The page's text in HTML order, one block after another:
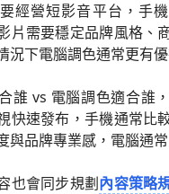
經營短影音平台，手
片需要穩定品牌風格、
況下電腦調色通常更有優
誰 vs 電腦調色適合誰
快速發布，手機通常比
與品牌專業感，電腦通常
也會同步規劃內容策略